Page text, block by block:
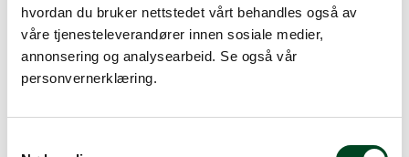
hvordan du bruker nettstedet vårt behandles også av
våre tjenesteleverandører innen sosiale medier,
annonsering og analysearbeid. Se også vår
personvernerklæring.
Kai Shun DM0720
skinkekniv
m/grantonskjær 22,5cm